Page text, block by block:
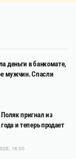
деньги в банкомате,
мужчин. Спасли
пригнал из
и теперь продает
16:00